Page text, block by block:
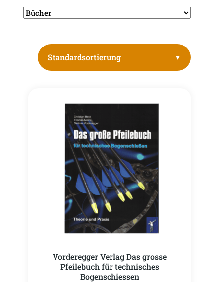
Vorderegger Verlag Das grosse
Pfeilebuch für technisches
Bogenschiessen